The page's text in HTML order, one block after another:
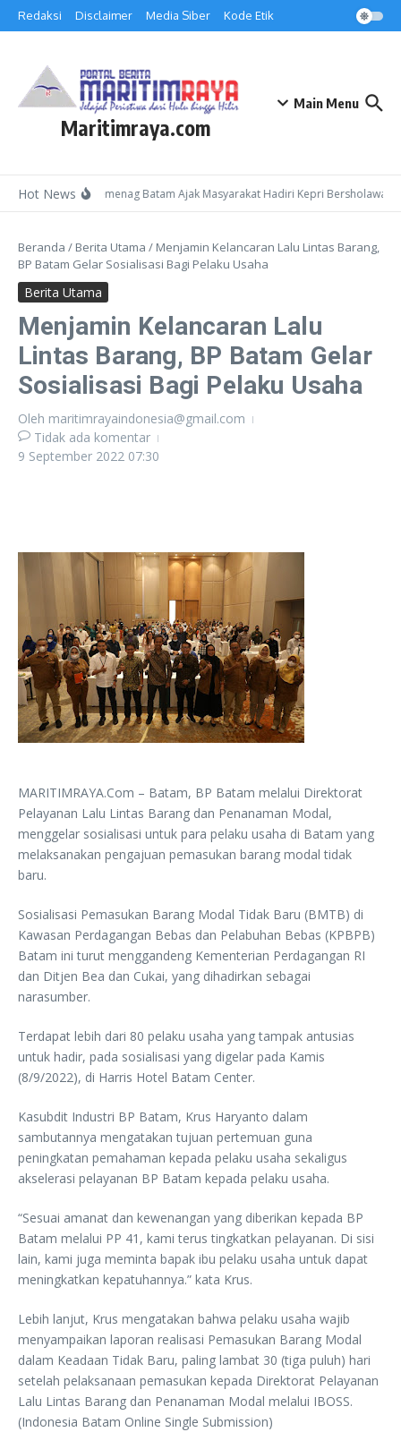
Lewati ke konten
Redaksi Disclaimer Media Siber Kode Etik
Maritimraya.com
Main Menu
Hot NewsKepala Kemenag Batam Ajak Masyarakat Hadiri Kepri Bersholawat 3
Beranda / Berita Utama / Menjamin Kelancaran Lalu Lintas Barang,
BP Batam Gelar Sosialisasi Bagi Pelaku Usaha
Berita Utama
Menjamin Kelancaran Lalu
Lintas Barang, BP Batam Gelar
Sosialisasi Bagi Pelaku Usaha
Oleh maritimrayaindonesia@gmail.com
Tidak ada komentar
9 September 2022 07:30
MARITIMRAYA.Com – Batam, BP Batam melalui Direktorat
Pelayanan Lalu Lintas Barang dan Penanaman Modal,
menggelar sosialisasi untuk para pelaku usaha di Batam yang
melaksanakan pengajuan pemasukan barang modal tidak
baru.
Sosialisasi Pemasukan Barang Modal Tidak Baru (BMTB) di
Kawasan Perdagangan Bebas dan Pelabuhan Bebas (KPBPB)
Batam ini turut menggandeng Kementerian Perdagangan RI
dan Ditjen Bea dan Cukai, yang dihadirkan sebagai
narasumber.
Terdapat lebih dari 80 pelaku usaha yang tampak antusias
untuk hadir, pada sosialisasi yang digelar pada Kamis
(8/9/2022), di Harris Hotel Batam Center.
Kasubdit Industri BP Batam, Krus Haryanto dalam
sambutannya mengatakan tujuan pertemuan guna
peningkatan pemahaman kepada pelaku usaha sekaligus
akselerasi pelayanan BP Batam kepada pelaku usaha.
“Sesuai amanat dan kewenangan yang diberikan kepada BP
Batam melalui PP 41, kami terus tingkatkan pelayanan. Di sisi
lain, kami juga meminta bapak ibu pelaku usaha untuk dapat
meningkatkan kepatuhannya.” kata Krus.
Lebih lanjut, Krus mengatakan bahwa pelaku usaha wajib
menyampaikan laporan realisasi Pemasukan Barang Modal
dalam Keadaan Tidak Baru, paling lambat 30 (tiga puluh) hari
setelah pelaksanaan pemasukan kepada Direktorat Pelayanan
Lalu Lintas Barang dan Penanaman Modal melalui IBOSS.
(Indonesia Batam Online Single Submission)